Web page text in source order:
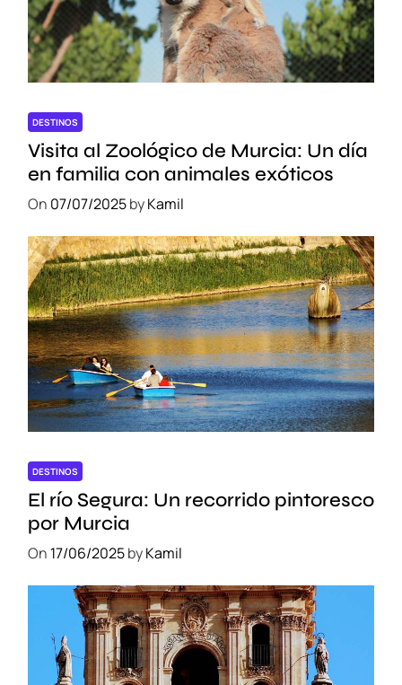
DESTINOS
Visita al Zoológico de Murcia: Un día
en familia con animales exóticos
On 07/07/2025byKamil
DESTINOS
El río Segura: Un recorrido pintoresco
por Murcia
On 17/06/2025byKamil